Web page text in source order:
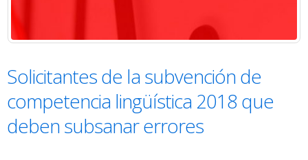
Solicitantes de la subvención de
competencia lingüística 2018 que
deben subsanar errores